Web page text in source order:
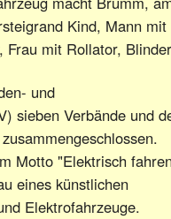
und
sieben Verbände und
Motto "Elektrisch
eines künstlichen
Elektrofahrzeuge.